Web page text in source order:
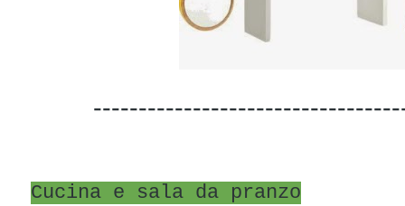
Cucina e sala da pranzo